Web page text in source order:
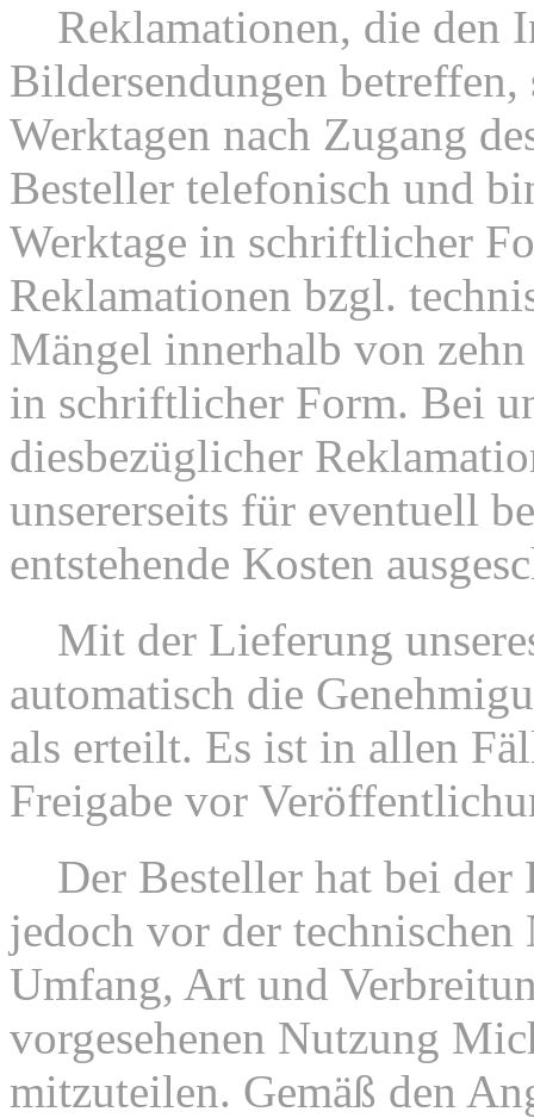
Reklamationen, die den
Bildersendungen
Werktagen nach Zugang
Besteller telefonisch und
Werktage in schriftlicher
Reklamationen bzgl.
Mängel innerhalb von
in schriftlicher Form. Bei
diesbezüglicher
unsererseits für eventuell
entstehende Kosten
Mit der Lieferung
automatisch die
als erteilt. Es ist in allen
Freigabe vor
Der Besteller hat bei der
jedoch vor der
Umfang, Art und
vorgesehenen Nutzung
mitzuteilen. Gemäß den